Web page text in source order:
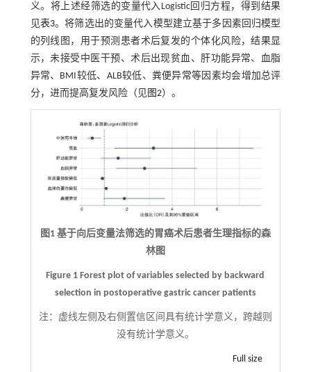
义。将上述经筛选的变量代入Logistic回归方程，得到结果
见表3。将筛选出的变量代入模型建立基于多因素回归模型
的列线图，用于预测患者术后复发的个体化风险，结果显
示，未接受中医干预、术后出现贫血、肝功能异常、血脂
异常、BMI较低、ALB较低、粪便异常等因素均会增加总评
分，进而提高复发风险（见图2）。
图1 基于向后变量法筛选的胃癌术后患者生理指标的森
林图
Figure 1 Forest plot of variables selected by backward
selection in postoperative gastric cancer patients
注： 虚线左侧及右侧置信区间具有统计学意义，跨越则
没有统计学意义。
Full size